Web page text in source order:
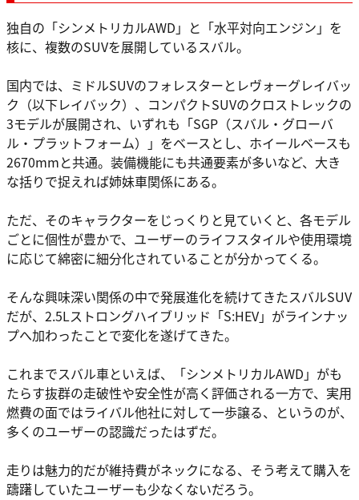
独自の「シンメトリカルAWD」と「水平対向エンジン」を
核に、複数のSUVを展開しているスバル。
国内では、ミドルSUVのフォレスターとレヴォーグレイバッ
ク（以下レイバック）、コンパクトSUVのクロストレックの
3モデルが展開され、いずれも「SGP（スバル・グローバ
ル・プラットフォーム）」をベースとし、ホイールベースも
2670mmと共通。装備機能にも共通要素が多いなど、大き
な括りで捉えれば姉妹車関係にある。
ただ、そのキャラクターをじっくりと見ていくと、各モデル
ごとに個性が豊かで、ユーザーのライフスタイルや使用環境
に応じて綿密に細分化されていることが分かってくる。
そんな興味深い関係の中で発展進化を続けてきたスバルSUV
だが、2.5Lストロングハイブリッド「S:HEV」がラインナッ
プへ加わったことで変化を遂げてきた。
これまでスバル車といえば、「シンメトリカルAWD」がも
たらす抜群の走破性や安全性が高く評価される一方で、実用
燃費の面ではライバル他社に対して一歩譲る、というのが、
多くのユーザーの認識だったはずだ。
走りは魅力的だが維持費がネックになる、そう考えて購入を
躊躇していたユーザーも少なくないだろう。